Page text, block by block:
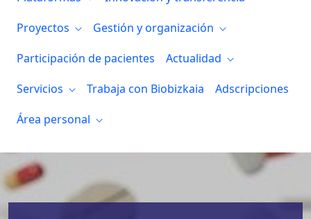
Proyectos
Gestión y organización
Participación de pacientes
Actualidad
Servicios
Trabaja con Biobizkaia
Adscripciones
Área personal